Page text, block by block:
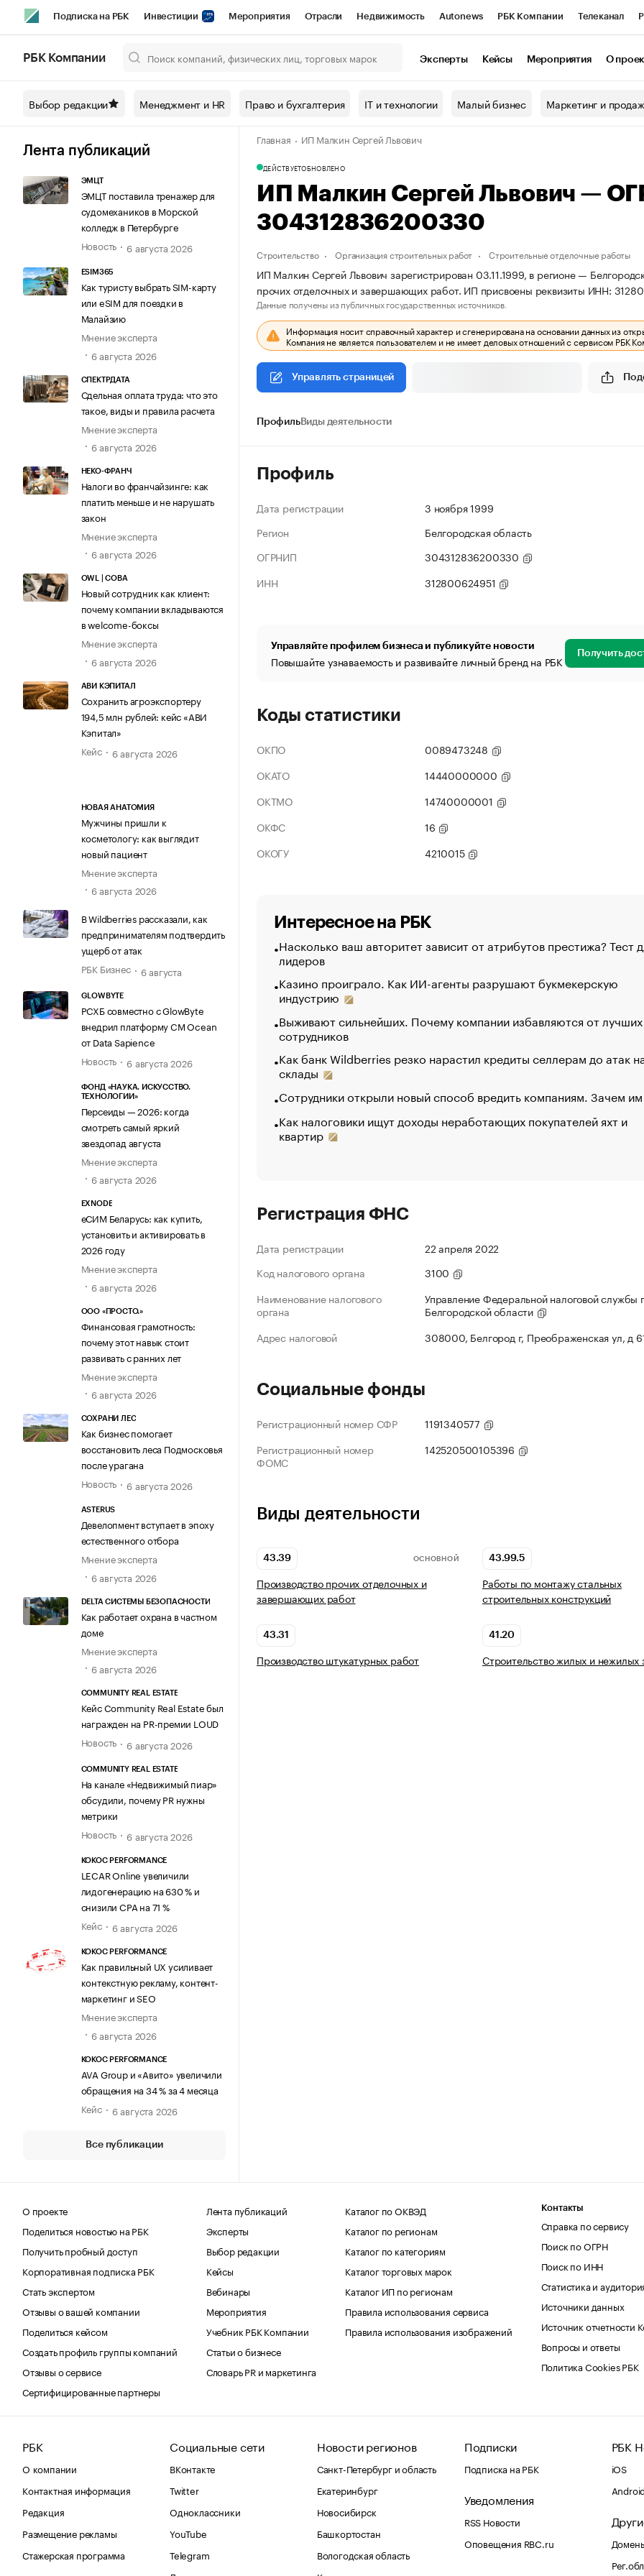
Подписка на РБК Инвестиции Мероприятия Отрасли Недвижимость Autonews РБК Компании Телеканал
Спецпроекты СПб Конференции СПб Спецпроекты Проверка контрагентов
Технологии и медиа Рынок наличной валюты
РБК Компании Эксперты Кейсы Мероприятия О
Выбор редакции Менеджмент и HR Право и бухгалтерия IT и технологии Малый бизнес Маркетинг и
Лента публикаций
ЭМЦТ
ЭМЦТ поставила тренажер для
судомехаников в Морской
колледж в Петербурге
Новость
6 августа 2026
ESIM365
Как туристу выбрать SIM-карту
или eSIM для поездки в
Малайзию
Мнение эксперта
6 августа 2026
СПЕКТРДАТА
Сдельная оплата труда: что это
такое, виды и правила расчета
Мнение эксперта
6 августа 2026
НЕКО-ФРАНЧ
Налоги во франчайзинге: как
платить меньше и не нарушать
закон
Мнение эксперта
6 августа 2026
OWL | СОВА
Новый сотрудник как клиент:
почему компании вкладываются
в welcome-боксы
Мнение эксперта
6 августа 2026
АВИ КЭПИТАЛ
Сохранить агроэкспортеру
194,5 млн рублей: кейс «АВИ
Кэпитал»
Кейс
6 августа 2026
НОВАЯ АНАТОМИЯ
Мужчины пришли к
косметологу: как выглядит
новый пациент
Мнение эксперта
6 августа 2026
В Wildberries рассказали, как
предпринимателям подтвердить
ущерб от атак
РБК Бизнес
6 августа
GLOWBYTE
РСХБ совместно с GlowByte
внедрил платформу CM Ocean
от Data Sapience
Новость
6 августа 2026
ФОНД «НАУКА. ИСКУССТВО.
ТЕХНОЛОГИИ»
Персеиды — 2026: когда
смотреть самый яркий
звездопад августа
Мнение эксперта
6 августа 2026
EXNODE
еСИМ Беларусь: как купить,
установить и активировать в
2026 году
Мнение эксперта
6 августа 2026
ООО «ПРОСТО.»
Финансовая грамотность:
почему этот навык стоит
развивать с ранних лет
Мнение эксперта
6 августа 2026
СОХРАНИ ЛЕС
Как бизнес помогает
восстановить леса Подмосковья
после урагана
Новость
6 августа 2026
ASTERUS
Девелопмент вступает в эпоху
естественного отбора
Мнение эксперта
6 августа 2026
DELTA СИСТЕМЫ БЕЗОПАСНОСТИ
Как работает охрана в частном
доме
Мнение эксперта
6 августа 2026
COMMUNITY REAL ESTATE
Кейс Community Real Estate был
награжден на PR-премии LOUD
Новость
6 августа 2026
COMMUNITY REAL ESTATE
На канале «Недвижимый пиар»
обсудили, почему PR нужны
метрики
Новость
6 августа 2026
KOKOC PERFORMANCE
LECAR Online увеличили
лидогенерацию на 630 % и
снизили CPA на 71 %
Кейс
6 августа 2026
KOKOC PERFORMANCE
Как правильный UX усиливает
контекстную рекламу, контент-
маркетинг и SEO
Мнение эксперта
6 августа 2026
KOKOC PERFORMANCE
AVA Group и «Авито» увеличили
обращения на 34 % за 4 месяца
Кейс
6 августа 2026
Все публикации
Главная ИП Малкин Сергей Львович
ДЕЙСТВУЕТОБНОВЛЕНО
ИП Малкин Сергей Львович —
304312836200330
Строительство Организация строительных работ Строительные отделочные работы
ИП Малкин Сергей Львович зарегистрирован 03.11.1999, в регионе —
прочих отделочных и завершающих работ. ИП присвоены реквизиты ИНН:
Данные получены из публичных государственных источников.
Информация носит справочный характер и сгенерирована на основании данных из
Компания не является пользователем и не имеет деловых отношений с сервисом РБК
Управлять страницей
ПрофильВиды деятельности
Профиль
Дата регистрации
3 ноября 1999
Регион
Белгородская область
ОГРНИП
304312836200330
ИНН
312800624951
Управляйте профилем бизнеса и публикуйте новости
Повышайте узнаваемость и развивайте личный бренд на РБК Получить
Коды статистики
ОКПО
0089473248
ОКАТО
14440000000
ОКТМО
14740000001
ОКФС
16
ОКОГУ
4210015
Интересное на РБК
Насколько ваш авторитет зависит от атрибутов престижа? Тест
лидеров
Казино проиграло. Как ИИ-агенты разрушают букмекерскую
индустрию
Выживают сильнейших. Почему компании избавляются от лучших
сотрудников
Как банк Wildberries резко нарастил кредиты селлерам до атак
склады
Сотрудники открыли новый способ вредить компаниям. Зачем
Как налоговики ищут доходы неработающих покупателей яхт и
квартир
Регистрация ФНС
Дата регистрации
22 апреля 2022
Код налогового органа
3100
Наименование налогового
органа
Управление Федеральной налоговой службы
Белгородской области
Адрес налоговой
308000, Белгород г, Преображенская ул, д
Социальные фонды
Регистрационный номер СФР
1191340577
Регистрационный номер
ФОМС
142520500105396
Виды деятельности
43.39 ОСНОВНОЙ
Производство прочих отделочных и
завершающих работ
43.99.5
Работы по монтажу стальных
строительных конструкций
43.31
Производство штукатурных работ
41.20
Строительство жилых и нежилых
О проекте
Поделиться новостью на РБК
Получить пробный доступ
Корпоративная подписка РБК
Стать экспертом
Отзывы о вашей компании
Поделиться кейсом
Создать профиль группы компаний
Отзывы о сервисе
Сертифицированные партнеры
Лента публикаций
Эксперты
Выбор редакции
Кейсы
Вебинары
Мероприятия
Учебник РБК Компании
Статьи о бизнесе
Словарь PR и маркетинга
Каталог по ОКВЭД
Каталог по регионам
Каталог по категориям
Каталог торговых марок
Каталог ИП по регионам
Правила использования сервиса
Правила использования изображений
Контакты
Справка по сервису
Поиск по ОГРН
Поиск по ИНН
Статистика и
Источники данных
Источник отчетности
Вопросы и ответы
Политика Cookies РБК
РБК
О компании
Контактная информация
Редакция
Размещение рекламы
Стажерская программа
Социальные сети
ВКонтакте
Twitter
Одноклассники
YouTube
Telegram
Новости регионов
Санкт-Петербург и область
Екатеринбург
Новосибирск
Башкортостан
Вологодская область
Подписки
Подписка на РБК
Уведомления
RSS Новости
Оповещения RBC.ru
РБК
iOS